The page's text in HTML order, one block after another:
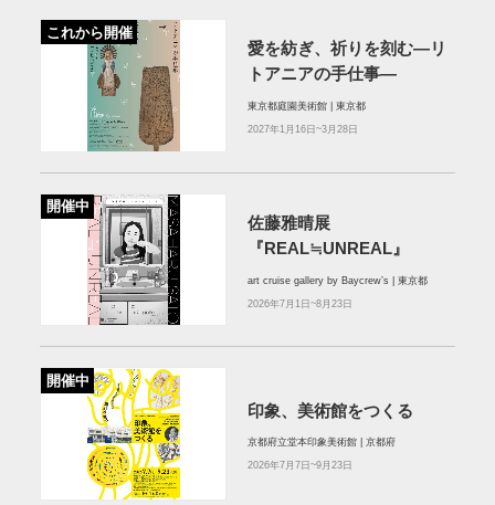
これから開催
愛を紡ぎ、祈りを刻む―リ
トアニアの手仕事―
東京都庭園美術館 | 東京都
2027年1月16日~3月28日
開催中
佐藤雅晴展
『REAL≒UNREAL』
art cruise gallery by Baycrew’s | 東京都
2026年7月1日~8月23日
開催中
印象、美術館をつくる
京都府立堂本印象美術館 | 京都府
2026年7月7日~9月23日